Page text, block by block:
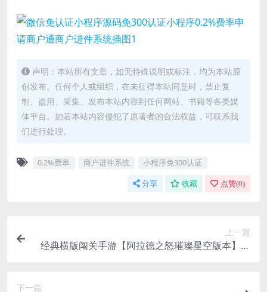
声明：本站所有文章，如无特殊说明或标注，均为本站原
创发布。任何个人或组织，在未征得本站同意时，禁止复
制、盗用、采集、发布本站内容到任何网站、书籍等各类媒
体平台。如若本站内容侵犯了原著者的合法权益，可联系我
们进行处理。
0.2%费率 商户进件系统 小程序免300认证
分享 收藏 点赞(0)
上一篇
经典横版闯关手游【阿拉德之怒璀璨星空版本】最
下一篇